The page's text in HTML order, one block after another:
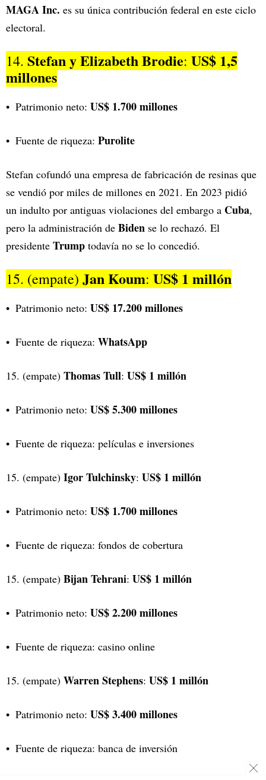
MAGA Inc. es su única contribución federal en este ciclo
electoral.
14. Stefan y Elizabeth Brodie: US$ 1,5
millones
Patrimonio neto: US$ 1.700 millones
Fuente de riqueza: Purolite
Stefan cofundó una empresa de fabricación de resinas que
se vendió por miles de millones en 2021. En 2023 pidió
un indulto por antiguas violaciones del embargo a Cuba,
pero la administración de Biden se lo rechazó. El
presidente Trump todavía no se lo concedió.
15. (empate) Jan Koum: US$ 1 millón
Patrimonio neto: US$ 17.200 millones
Fuente de riqueza: WhatsApp
15. (empate) Thomas Tull: US$ 1 millón
Patrimonio neto: US$ 5.300 millones
Fuente de riqueza: películas e inversiones
15. (empate) Igor Tulchinsky: US$ 1 millón
Patrimonio neto: US$ 1.700 millones
Fuente de riqueza: fondos de cobertura
15. (empate) Bijan Tehrani: US$ 1 millón
Patrimonio neto: US$ 2.200 millones
Fuente de riqueza: casino online
15. (empate) Warren Stephens: US$ 1 millón
Patrimonio neto: US$ 3.400 millones
Fuente de riqueza: banca de inversión